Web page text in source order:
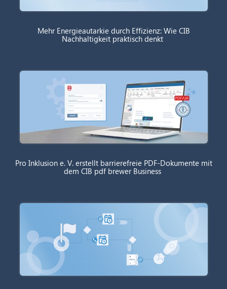
Mehr Energieautarkie durch Effizienz: Wie CIB
Nachhaltigkeit praktisch denkt
Pro Inklusion e. V. erstellt barrierefreie PDF-Dokumente mit
dem CIB pdf brewer Business